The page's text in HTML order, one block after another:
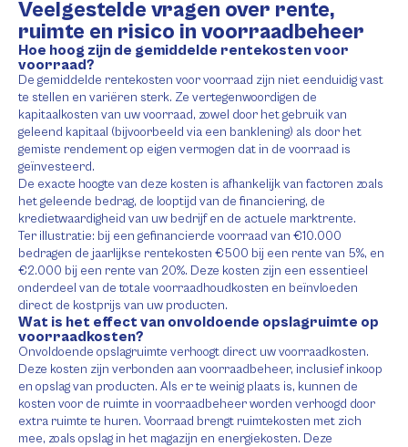
Veelgestelde vragen over rente,
ruimte en risico in voorraadbeheer
Hoe hoog zijn de gemiddelde rentekosten voor
voorraad?
De gemiddelde rentekosten voor voorraad zijn niet eenduidig vast
te stellen en variëren sterk. Ze vertegenwoordigen de
kapitaalkosten van uw voorraad, zowel door het gebruik van
geleend kapitaal (bijvoorbeeld via een banklening) als door het
gemiste rendement op eigen vermogen dat in de voorraad is
geïnvesteerd.
De exacte hoogte van deze kosten is afhankelijk van factoren zoals
het geleende bedrag, de looptijd van de financiering, de
kredietwaardigheid van uw bedrijf en de actuele marktrente.
Ter illustratie: bij een gefinancierde voorraad van €10.000
bedragen de jaarlijkse rentekosten €500 bij een rente van 5%, en
€2.000 bij een rente van 20%. Deze kosten zijn een essentieel
onderdeel van de totale voorraadhoudkosten en beïnvloeden
direct de kostprijs van uw producten.
Wat is het effect van onvoldoende opslagruimte op
voorraadkosten?
Onvoldoende opslagruimte verhoogt direct uw voorraadkosten.
Deze kosten zijn verbonden aan voorraadbeheer, inclusief inkoop
en opslag van producten. Als er te weinig plaats is, kunnen de
kosten voor de ruimte in voorraadbeheer worden verhoogd door
extra ruimte te huren. Voorraad brengt ruimtekosten met zich
mee, zoals opslag in het magazijn en energiekosten. Deze